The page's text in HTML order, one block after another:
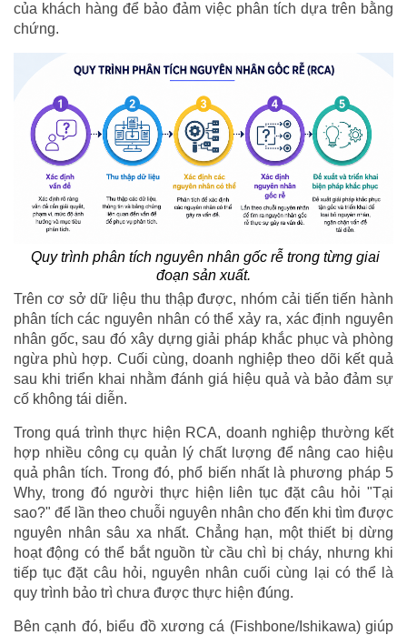
của khách hàng để bảo đảm việc phân tích dựa trên bằng
chứng.
Quy trình phân tích nguyên nhân gốc rễ trong từng giai
đoạn sản xuất.
Trên cơ sở dữ liệu thu thập được, nhóm cải tiến tiến hành
phân tích các nguyên nhân có thể xảy ra, xác định nguyên
nhân gốc, sau đó xây dựng giải pháp khắc phục và phòng
ngừa phù hợp. Cuối cùng, doanh nghiệp theo dõi kết quả
sau khi triển khai nhằm đánh giá hiệu quả và bảo đảm sự
cố không tái diễn.
Trong quá trình thực hiện RCA, doanh nghiệp thường kết
hợp nhiều công cụ quản lý chất lượng để nâng cao hiệu
quả phân tích. Trong đó, phổ biến nhất là phương pháp 5
Why, trong đó người thực hiện liên tục đặt câu hỏi "Tại
sao?" để lần theo chuỗi nguyên nhân cho đến khi tìm được
nguyên nhân sâu xa nhất. Chẳng hạn, một thiết bị dừng
hoạt động có thể bắt nguồn từ cầu chì bị cháy, nhưng khi
tiếp tục đặt câu hỏi, nguyên nhân cuối cùng lại có thể là
quy trình bảo trì chưa được thực hiện đúng.
Bên cạnh đó, biểu đồ xương cá (Fishbone/Ishikawa) giúp